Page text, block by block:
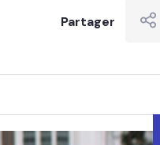
Partager